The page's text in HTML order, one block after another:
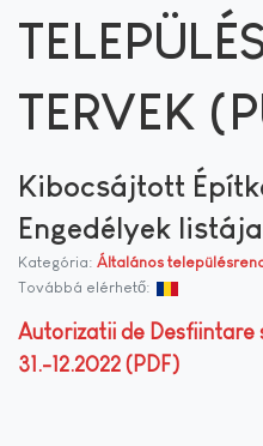
TERVEK
Kibocsájtott
Engedélyek
Kategória: Általános
Továbbá elérhető:
Autorizatii de Desfiintare
31.-12.2022 (PDF)